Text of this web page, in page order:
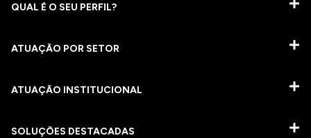
QUAL É O SEU PERFIL?
ATUAÇÃO POR SETOR
ATUAÇÃO INSTITUCIONAL
SOLUÇÕES DESTACADAS